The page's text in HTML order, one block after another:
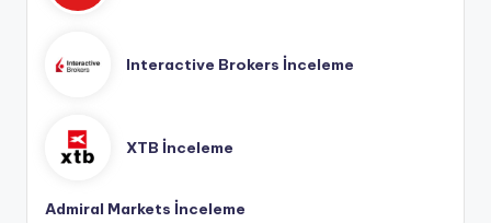
Interactive Brokers İnceleme
XTB İnceleme
Admiral Markets İnceleme